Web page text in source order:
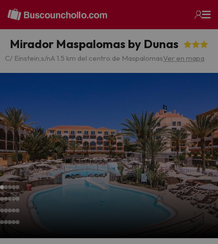
Mirador Maspalomas by Dunas
C/ Einstein,s/nA 1.5 km del centro de MaspalomasVer en mapa